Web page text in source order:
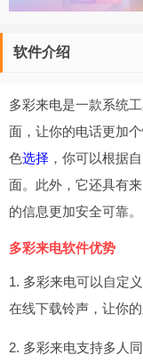
软件介绍
多彩来电是一款系统
面，让你的电话更加
色选择 ，你可以根据
面。此外，它还具有
的信息更加安全可靠。
多彩来电软件优势
1. 多彩来电可以自定
在线下载铃声，让你
2. 多彩来电支持多人